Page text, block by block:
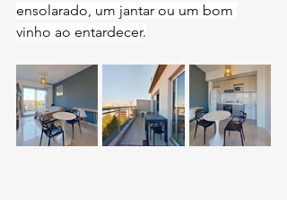
ensolarado, um jantar ou um bom
vinho ao entardecer.